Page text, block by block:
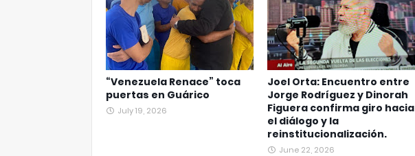
“Venezuela Renace” toca
puertas en Guárico
July 19, 2026
Joel Orta: Encuentro entre
Jorge Rodríguez y Dinorah
Figuera confirma giro hacia
el diálogo y la
reinstitucionalización.
June 22, 2026